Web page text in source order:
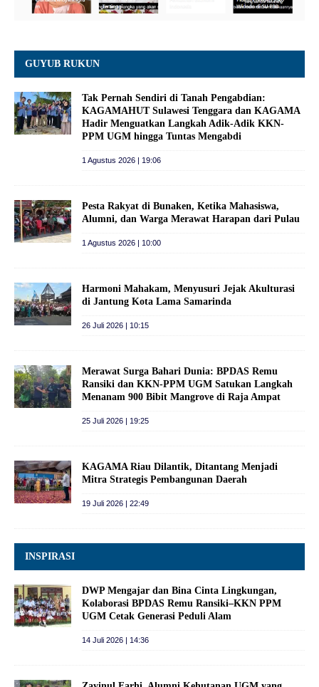
GUYUB RUKUN
Tak Pernah Sendiri di Tanah Pengabdian:
KAGAMAHUT Sulawesi Tenggara dan KAGAMA
Hadir Menguatkan Langkah Adik-Adik KKN-
PPM UGM hingga Tuntas Mengabdi
1 Agustus 2026 | 19:06
Pesta Rakyat di Bunaken, Ketika Mahasiswa,
Alumni, dan Warga Merawat Harapan dari Pulau
1 Agustus 2026 | 10:00
Harmoni Mahakam, Menyusuri Jejak Akulturasi
di Jantung Kota Lama Samarinda
26 Juli 2026 | 10:15
Merawat Surga Bahari Dunia: BPDAS Remu
Ransiki dan KKN-PPM UGM Satukan Langkah
Menanam 900 Bibit Mangrove di Raja Ampat
25 Juli 2026 | 19:25
KAGAMA Riau Dilantik, Ditantang Menjadi
Mitra Strategis Pembangunan Daerah
19 Juli 2026 | 22:49
INSPIRASI
DWP Mengajar dan Bina Cinta Lingkungan,
Kolaborasi BPDAS Remu Ransiki–KKN PPM
UGM Cetak Generasi Peduli Alam
14 Juli 2026 | 14:36